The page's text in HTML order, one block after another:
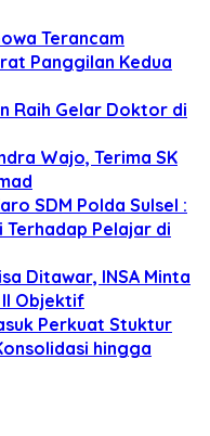
Terancam
Panggilan Kedua
Raih Gelar Doktor di
Wajo, Terima SK
SDM Polda Sulsel :
Terhadap Pelajar di
Ditawar, INSA Minta
Objektif
Perkuat Stuktur
hingga